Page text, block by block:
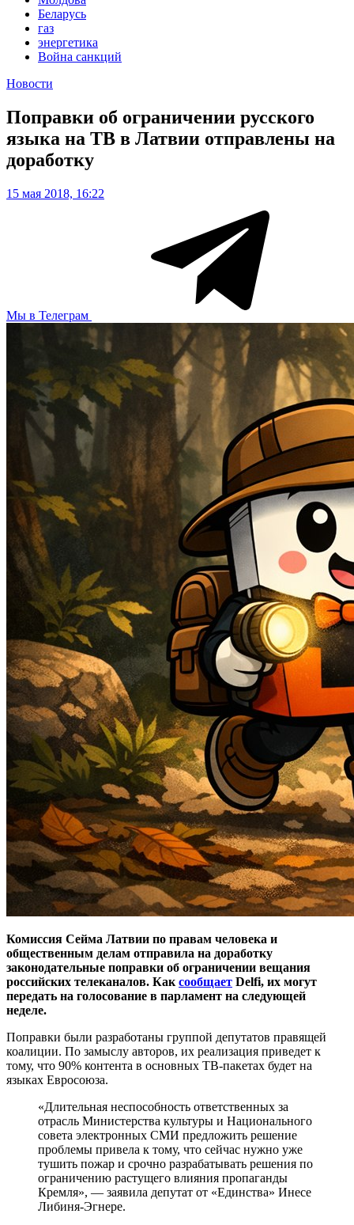
Беларусь
газ
энергетика
Война санкций
Новости
Поправки об ограничении русского
языка на ТВ в Латвии отправлены на
доработку
15 мая 2018, 16:22
Мы в Телеграм
Комиссия Сейма Латвии по правам человека и
общественным делам отправила на доработку
законодательные поправки об ограничении вещания
российских телеканалов. Как сообщает Delfi, их могут
передать на голосование в парламент на следующей
неделе.
Поправки были разработаны группой депутатов правящей
коалиции. По замыслу авторов, их реализация приведет к
тому, что 90% контента в основных ТВ-пакетах будет на
языках Евросоюза.
«Длительная неспособность ответственных за
отрасль Министерства культуры и Национального
совета электронных СМИ предложить решение
проблемы привела к тому, что сейчас нужно уже
тушить пожар и срочно разрабатывать решения по
ограничению растущего влияния пропаганды
Кремля», — заявила депутат от «Единства» Инесе
Либиня-Эгнере.